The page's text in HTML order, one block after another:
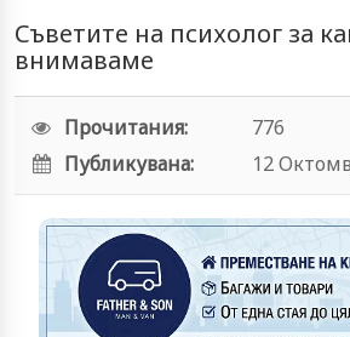
Съветите на психолог за
внимаваме
Прочитания:
776
Публикувана:
12